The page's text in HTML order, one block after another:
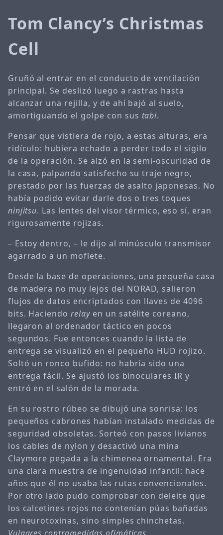
Tom Clancy’s Christmas
Cell
Gruñó al entrar en el conducto de ventilación
principal. Se deslizó luego a rastras hasta
alcanzar una rejilla, y de ahí bajó al suelo,
amortiguando el golpe con sus tabi.
Pensar que vistiera de rojo, a estas alturas, era
ridículo: hubiera echado a perder todo el sigilo
de la operación. Se alzó en la semi-oscuridad de
la casa, palpando satisfecho su traje negro,
prestado por las fuerzas de asalto japonesas. No
había podido evitar darle dos o tres toques
ninjitsu. Las lentes del visor térmico, eso sí, eran
rigurosamente rojizas.
– Estoy dentro, – le dijo al minúsculo transmisor
agarrado a un moflete.
Desde la base de operaciones, una pequeña casa
de madera no muy lejos del NORAD, salieron
flujos de datos encriptados con llaves de 4096
bits. Haciendorelayen un satélite coreano,
llegaron al ordenador táctico en pocos
segundos. Fue entonces cuando la lista de
entrega se visualizó en el pequeño HUD rojizo.
Soltó un ronco bufido: no habría sido una
entrega fácil. Se ajustó los binoculares IR y
entró en el salón de la morada.
En su rostro rúbeo se dibujó una sonrisa: los
pequeños cabrones habían instalado medidas de
seguridad obsoletas. Sorteó con pasos livianos
los cables de nylon y desactivó una mina
Claymore pegada a la chimenea ornamental. Era
una clara muestra de ingenuidad infantil: hace
años que él no usaba las rutas convencionales.
Por otro lado pudo comprobar con deleite que
los calcetines rojos no contenían púas bañadas
en neurotoxinas, sino simples chinchetas.